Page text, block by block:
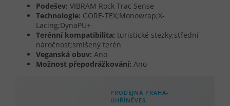
Podešev: VIBRAM Rock Trac Sense
Technologie: GORE-TEX;Monowrap;X-
Lacing;DynaPU+
Terénní kompatibilita: turistické stezky;střední
náročnost;smíšený terén
Veganská obuv: Ano
Možnost přepodrážkování: Ano
PRODEJNA PRAHA-
UHŘÍNĚVES